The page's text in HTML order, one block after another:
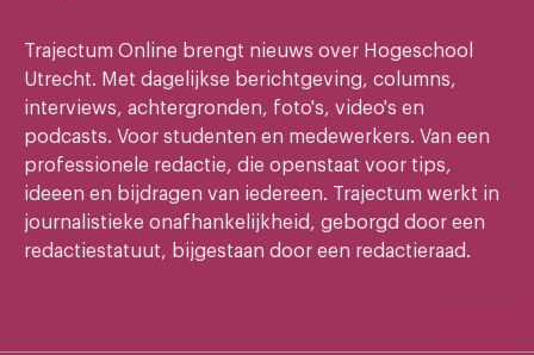
Trajectum Online brengt nieuws over Hogeschool
Utrecht. Met dagelijkse berichtgeving, columns,
interviews, achtergronden, foto's, video's en
podcasts. Voor studenten en medewerkers. Van een
professionele redactie, die openstaat voor tips,
ideeen en bijdragen van iedereen. Trajectum werkt in
journalistieke onafhankelijkheid, geborgd door een
redactiestatuut, bijgestaan door een redactieraad.